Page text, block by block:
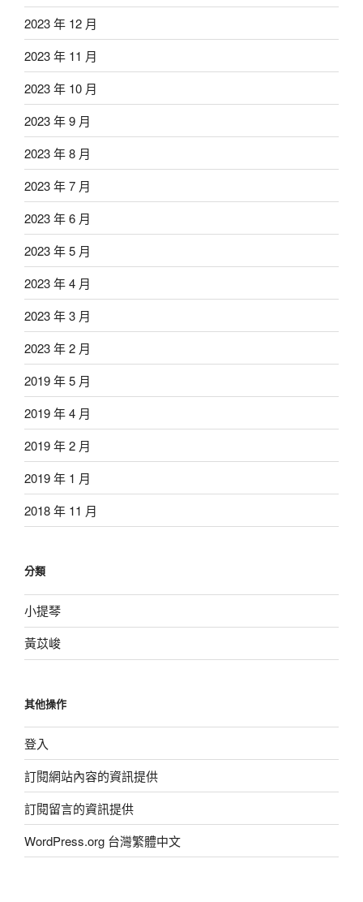
2023 年 12 月
2023 年 11 月
2023 年 10 月
2023 年 9 月
2023 年 8 月
2023 年 7 月
2023 年 6 月
2023 年 5 月
2023 年 4 月
2023 年 3 月
2023 年 2 月
2019 年 5 月
2019 年 4 月
2019 年 2 月
2019 年 1 月
2018 年 11 月
分類
小提琴
黃苡峻
其他操作
登入
訂閱網站內容的資訊提供
訂閱留言的資訊提供
WordPress.org 台灣繁體中文